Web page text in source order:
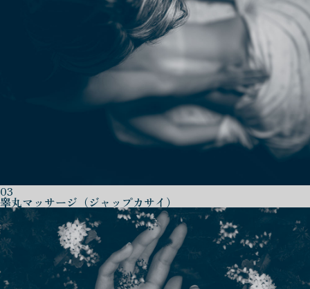
03
睾丸マッサージ（ジャップカサイ）